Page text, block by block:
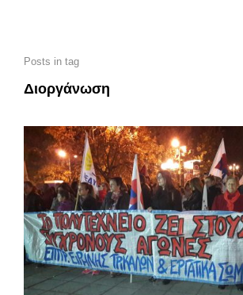
Posts in tag
Διοργάνωση